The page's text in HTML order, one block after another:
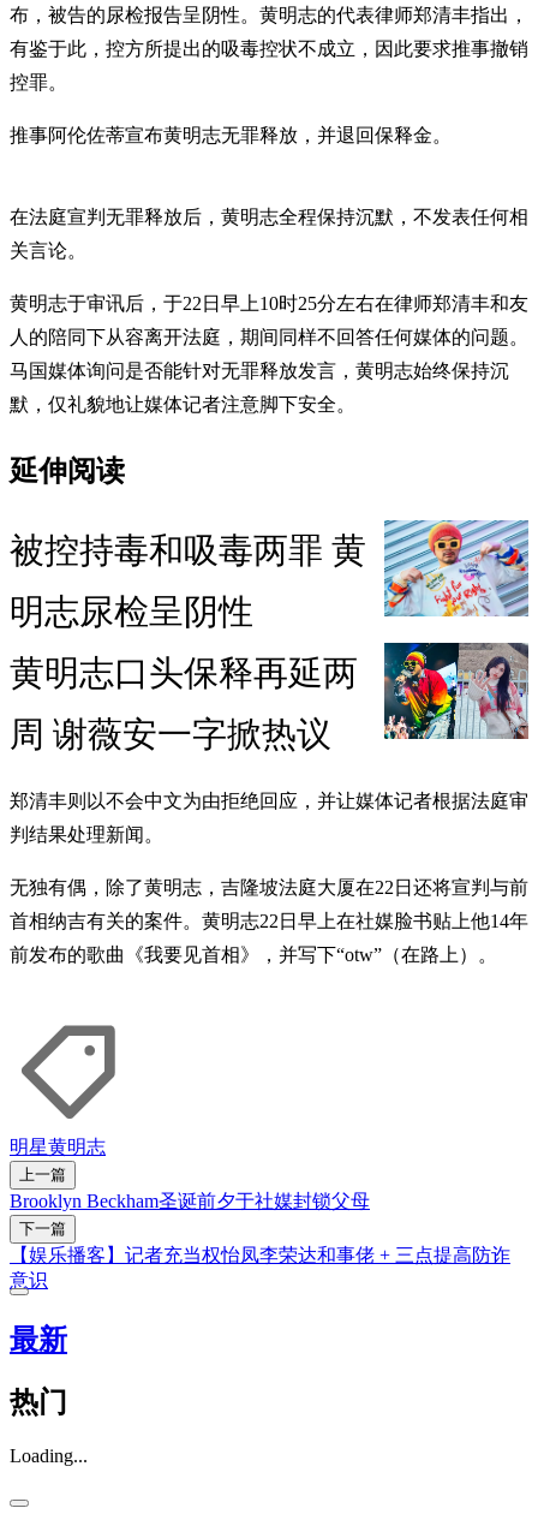
布，被告的尿检报告呈阴性。黄明志的代表律师郑清丰指出，
有鉴于此，控方所提出的吸毒控状不成立，因此要求推事撤销
控罪。
推事阿伦佐蒂宣布黄明志无罪释放，并退回保释金。
在法庭宣判无罪释放后，黄明志全程保持沉默，不发表任何相
关言论。
黄明志于审讯后，于22日早上10时25分左右在律师郑清丰和友
人的陪同下从容离开法庭，期间同样不回答任何媒体的问题。
马国媒体询问是否能针对无罪释放发言，黄明志始终保持沉
默，仅礼貌地让媒体记者注意脚下安全。
延伸阅读
被控持毒和吸毒两罪 黄
明志尿检呈阴性
黄明志口头保释再延两
周 谢薇安一字掀热议
郑清丰则以不会中文为由拒绝回应，并让媒体记者根据法庭审
判结果处理新闻。
无独有偶，除了黄明志，吉隆坡法庭大厦在22日还将宣判与前
首相纳吉有关的案件。黄明志22日早上在社媒脸书贴上他14年
前发布的歌曲《我要见首相》，并写下“otw”（在路上）。
明星黄明志
上一篇
Brooklyn Beckham圣诞前夕于社媒封锁父母
下一篇
【娱乐播客】记者充当权怡凤李荣达和事佬 + 三点提高防诈
意识
最新
热门
Loading...